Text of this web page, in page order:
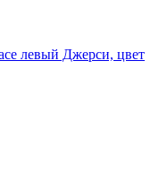
левый Джерси, цвет